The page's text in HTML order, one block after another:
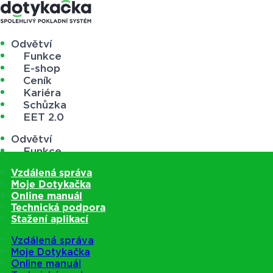
Odvětví
Funkce
E-shop
Ceník
Kariéra
Schůzka
EET 2.0
Odvětví
Funkce
Ceník
Kariéra
Schůzka
EET 2.0
Vzdálená správa
Moje Dotykačka
Online manuál
Technická podpora
Stažení aplikací
Vzdálená správa
Moje Dotykačka
Online manuál